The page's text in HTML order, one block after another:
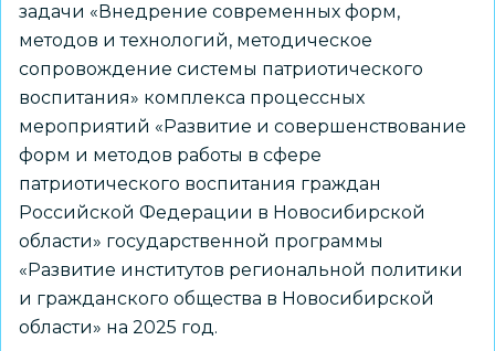
задачи «Внедрение современных форм,
методов и технологий, методическое
сопровождение системы патриотического
воспитания» комплекса процессных
мероприятий «Развитие и совершенствование
форм и методов работы в сфере
патриотического воспитания граждан
Российской Федерации в Новосибирской
области» государственной программы
«Развитие институтов региональной политики
и гражданского общества в Новосибирской
области» на 2025 год.